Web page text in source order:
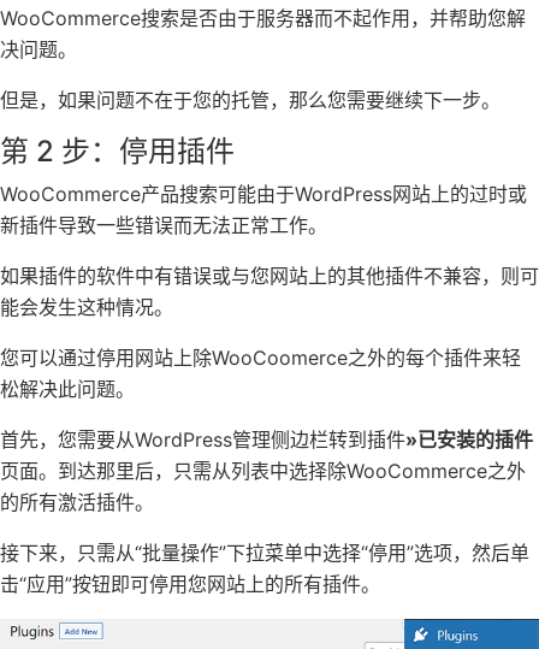
WooCommerce搜索是否由于服务器而不起作用，并帮助您解
决问题。
但是，如果问题不在于您的托管，那么您需要继续下一步。
第 2 步：停用插件
WooCommerce产品搜索可能由于WordPress网站上的过时或
新插件导致一些错误而无法正常工作。
如果插件的软件中有错误或与您网站上的其他插件不兼容，则可
能会发生这种情况。
您可以通过停用网站上除WooCoomerce之外的每个插件来轻
松解决此问题。
首先，您需要从WordPress管理侧边栏转到插件»已安装的插件
页面。到达那里后，只需从列表中选择除WooCommerce之外
的所有激活插件。
接下来，只需从“批量操作”下拉菜单中选择“停用”选项，然后单
击“应用”按钮即可停用您网站上的所有插件。